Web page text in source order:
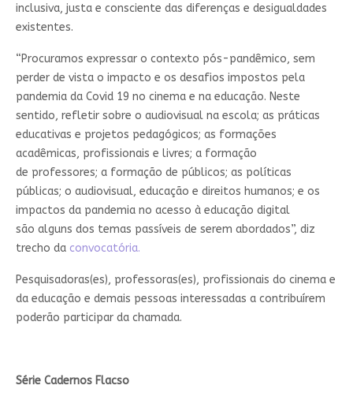
inclusiva, justa e consciente das diferenças e desigualdades
existentes.
“Procuramos expressar o contexto pós-pandêmico, sem
perder de vista o impacto e os desafios impostos pela
pandemia da Covid 19 no cinema e na educação. Neste
sentido, refletir sobre o audiovisual na escola; as práticas
educativas e projetos pedagógicos; as formações
acadêmicas, profissionais e livres; a formação
de professores; a formação de públicos; as políticas
públicas; o audiovisual, educação e direitos humanos; e os
impactos da pandemia no acesso à educação digital
são alguns dos temas passíveis de serem abordados”, diz
trecho da convocatória.
Pesquisadoras(es), professoras(es), profissionais do cinema e
da educação e demais pessoas interessadas a contribuírem
poderão participar da chamada.
Série Cadernos Flacso